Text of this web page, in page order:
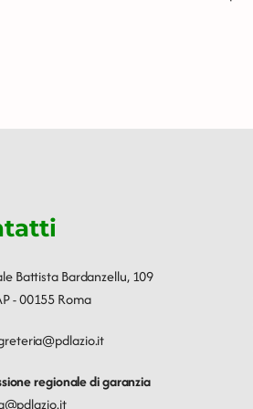
Battista Bardanzellu, 109
- 00155 Roma
regionale di garanzia